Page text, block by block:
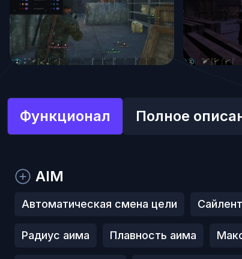
Функционал Полное
AIM
Автоматическая смена цели
Радиус аима Плавность аима